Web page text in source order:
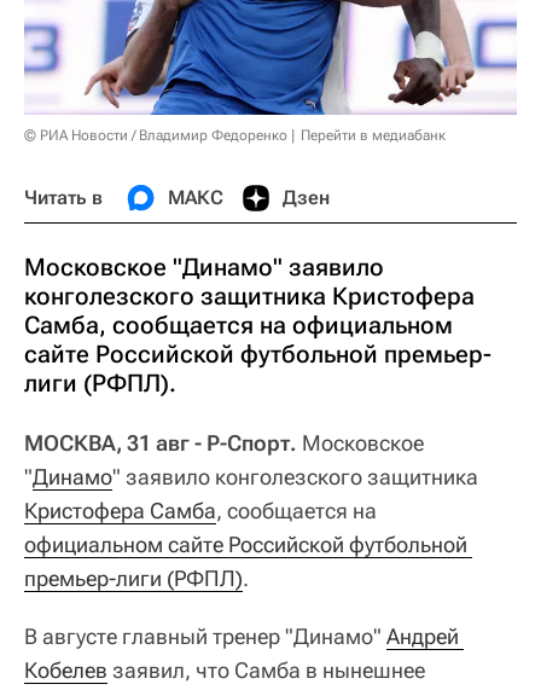
© РИА Новости / Владимир Федоренко Перейти в медиабанк
Читать в МАКС Дзен
Московское "Динамо" заявило
конголезского защитника Кристофера
Самба, сообщается на официальном
сайте Российской футбольной премьер-
лиги (РФПЛ).
МОСКВА, 31 авг - Р-Спорт. Московское
"Динамо" заявило конголезского защитника
Кристофера Самба, сообщается на
официальном сайте Российской футбольной
премьер-лиги (РФПЛ).
В августе главный тренер "Динамо" Андрей
Кобелев заявил, что Самба в нынешнее